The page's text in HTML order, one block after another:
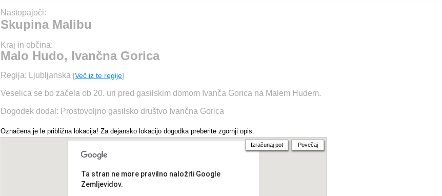
Nastopajoči:
Skupina Malibu
Kraj in občina:
Malo Hudo, Ivančna Gorica
Regija: Ljubljanska [Več iz te regije]
Veselica se bo začela ob 20. uri pred gasilskim domom Ivanča Gorica na Malem Hudem.
Dogodek dodal: Prostovoljno gasilsko društvo Ivančna Gorica
Označena je le približna lokacija! Za dejansko lokacijo dogodka preberite zgornji opis.
Ta stran ne more pravilno naložiti Google
Zemljevidov.
Izračunaj pot Povečaj